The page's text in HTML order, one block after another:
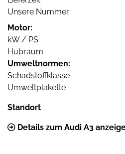
Unsere Nummer
Motor:
kW / PS
Hubraum
Umweltnormen:
Schadstoffklasse
Umweltplakette
Standort
Details zum Audi A3